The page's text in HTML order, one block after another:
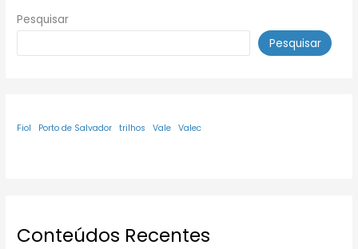
Pesquisar
Pesquisar
Fiol Porto de Salvador trilhos Vale Valec
Conteúdos Recentes